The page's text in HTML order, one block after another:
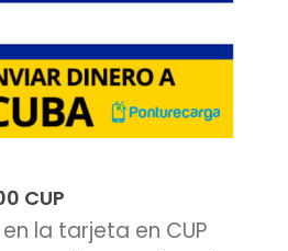
CUP
en la tarjeta en CUP